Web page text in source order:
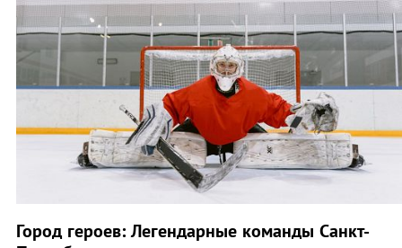
Город героев: Легендарные команды Санкт-